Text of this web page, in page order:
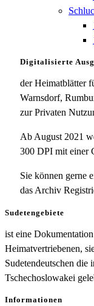
Digitalisierte
der Heimatblätter
Warnsdorf,
zur Privaten
Ab August 2021
300 DPI mit einer
Sie können gerne
das Archiv
Sudetengebiete
ist eine
Heimatvertriebenen,
Sudetendeutschen die
Tschechoslowakei
Informationen